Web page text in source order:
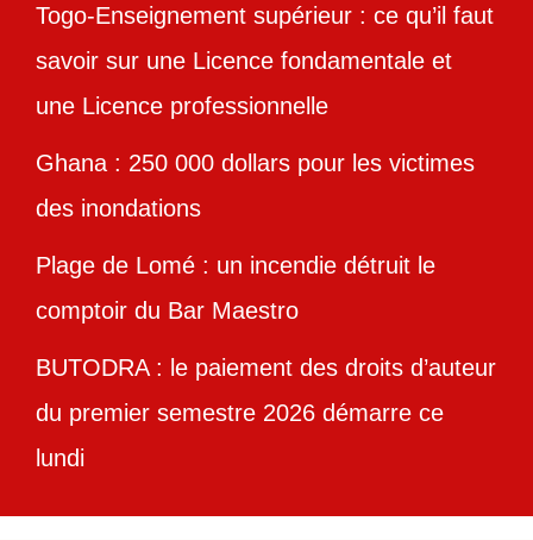
Togo-Enseignement supérieur : ce qu’il faut
savoir sur une Licence fondamentale et
une Licence professionnelle
Ghana : 250 000 dollars pour les victimes
des inondations
Plage de Lomé : un incendie détruit le
comptoir du Bar Maestro
BUTODRA : le paiement des droits d’auteur
du premier semestre 2026 démarre ce
lundi